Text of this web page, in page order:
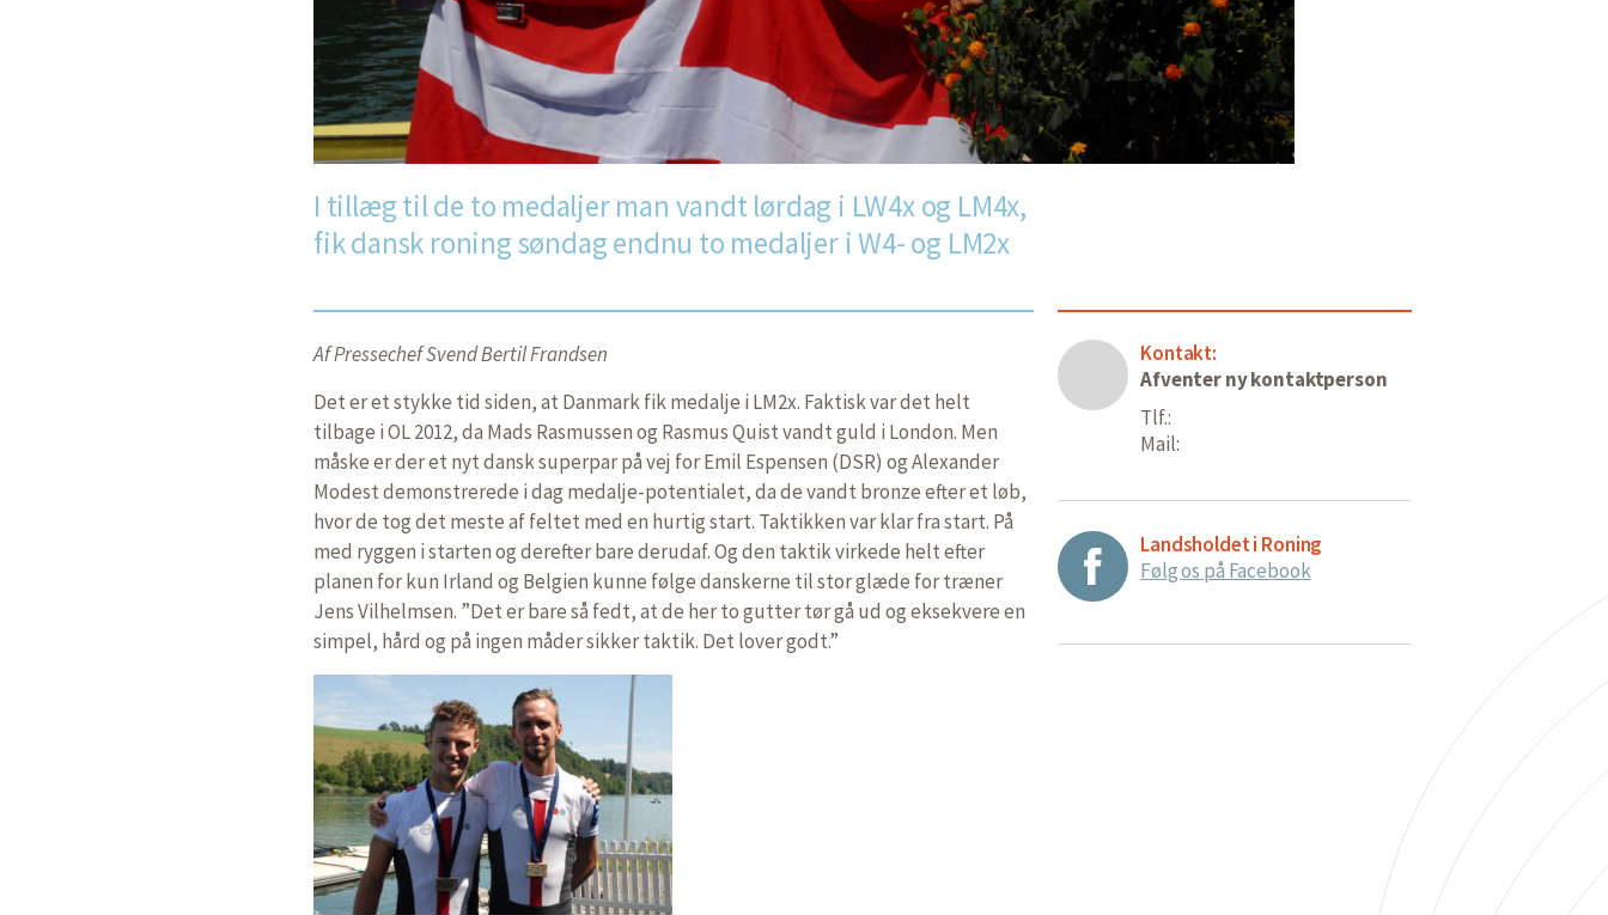
I tillæg til de to medaljer man vandt lørdag i LW4x og LM4x,
fik dansk roning søndag endnu to medaljer i W4- og LM2x
Af Pressechef Svend Bertil Frandsen
Det er et stykke tid siden, at Danmark fik medalje i LM2x. Faktisk var det helt
tilbage i OL 2012, da Mads Rasmussen og Rasmus Quist vandt guld i London. Men
måske er der et nyt dansk superpar på vej for Emil Espensen (DSR) og Alexander
Modest demonstrerede i dag medalje-potentialet, da de vandt bronze efter et løb,
hvor de tog det meste af feltet med en hurtig start. Taktikken var klar fra start. På
med ryggen i starten og derefter bare derudaf. Og den taktik virkede helt efter
planen for kun Irland og Belgien kunne følge danskerne til stor glæde for træner
Jens Vilhelmsen. ”Det er bare så fedt, at de her to gutter tør gå ud og eksekvere en
simpel, hård og på ingen måder sikker taktik. Det lover godt.”
Kontakt:
Afventer ny kontaktperson
Tlf.:
Mail:
Landsholdet i Roning
Følg os på Facebook